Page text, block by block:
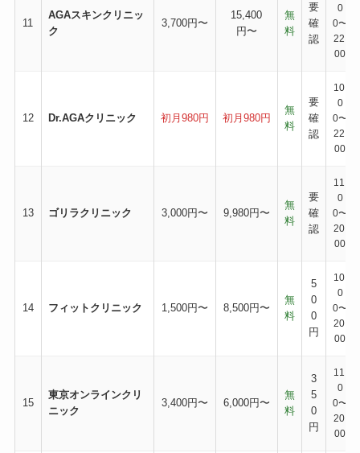
11
AGAスキンクリニッ
ク
3,700円〜
15,400
円〜
無
料
要
確
認
0
0〜
22:
00
12 Dr.AGAクリニック 初月980円 初月980円
無
料
要
確
認
10:
0
0〜
22:
00
13 ゴリラクリニック 3,000円〜 9,980円〜
無
料
要
確
認
11:
0
0〜
20:
00
14 フィットクリニック 1,500円〜 8,500円〜
無
料
5
0
0
円
10:
0
0〜
20:
00
15
東京オンラインクリ
ニック
3,400円〜 6,000円〜
無
料
3
5
0
円
11:
0
0〜
20:
00